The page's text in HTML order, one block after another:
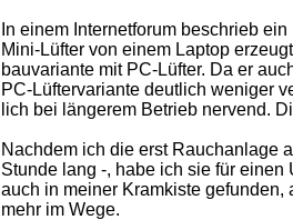
In einem Internetforum beschrieb
Mini-Lüfter von einem Laptop
bauvariante mit PC-Lüfter. Da er
PC-Lüftervariante deutlich weniger
lich bei längerem Betrieb nervend.
Nachdem ich die erst Rauchanlage
Stunde lang -, habe ich sie für
auch in meiner Kramkiste
mehr im Wege.